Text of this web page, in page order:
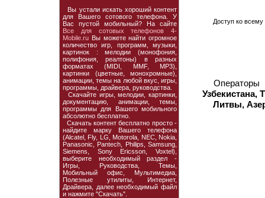
Вы устали искать хороший контент
для Вашего сотового телефона. У
Вас пустой мобильный? На сайте
Все для сотовых телефонов 4-
Mobile.ru Вы можете найти огромное
количество игр, программ, музыки,
картинок : мелодии (монофония,
полифония, реалтоны) в разных
форматах (MIDI, MMF, MP3),
картинки (цветные, монохромные),
анимации, темы на любой вкус, игры,
программы, драйвера, руководства.
Скачайте игры, мелодии, картинки,
документацию, анимации, темы,
программы для Вашего мобильного
абсолютно бесплатно.
Скачать контент бесплатно просто -
найдите марку Вашего телефона
(Alcatel, Fly, LG, Motorola, NEC, Nokia,
Panasonic, Pantech, Philips, Samsung,
Siemens, Sony Ericsson, Voxtel),
выберите необходимый раздел -
Игры, Руководства, Темы,
Мобильный офис, Мультимедиа,
Полезные утилиты, Интернет,
Драйвера, далее необходимый файл
и нажмите "Скачать".
Доступ ко
Операторы
Узбекистана,
Литвы,